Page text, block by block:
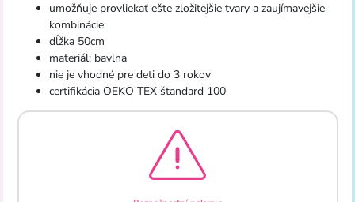
umožňuje provliekať ešte zložitejšie tvary a zaujímavejšie
kombinácie
dĺžka 50cm
materiál: bavlna
nie je vhodné pre deti do 3 rokov
certifikácia OEKO TEX štandard 100